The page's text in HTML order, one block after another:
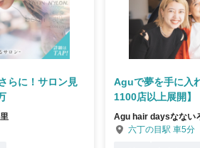
らに！サロン見
Aguで夢を手に入
1100店以上展開】
Agu hair daysなない
六丁の目駅 車5分